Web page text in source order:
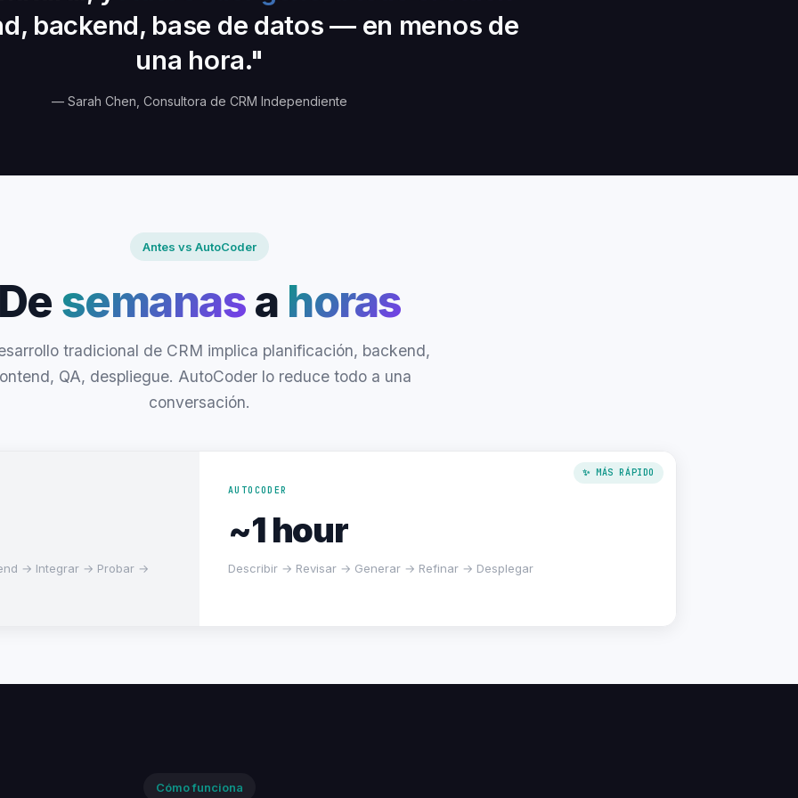
backend, base de datos — en menos de
una hora."
— Sarah Chen, Consultora de CRM Independiente
Antes vs AutoCoder
De semanasa horas
tradicional de CRM implica planificación, backend,
QA, despliegue. AutoCoder lo reduce todo a una
conversación.
→ Integrar → Probar →
✨ MÁS RÁPIDO
AUTOCODER
~1 hour
Describir → Revisar → Generar → Refinar → Desplegar
Cómo funciona